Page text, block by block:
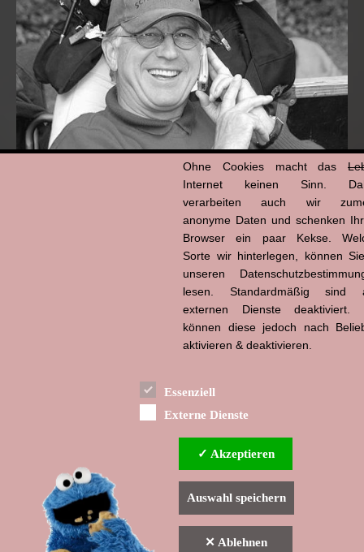
Ohne Cookies macht das
Internet keinen Sinn.
verarbeiten auch wir
anonyme Daten und schenken
Browser ein paar Kekse.
Sorte wir hinterlegen, können
unseren
lesen. Standardmäßig sind
externen Dienste deaktiviert.
können diese jedoch nach
aktivieren & deaktivieren.
Essenziell
Externe Dienste
✓ Akzeptieren
Auswahl speichern
✕ Ablehnen